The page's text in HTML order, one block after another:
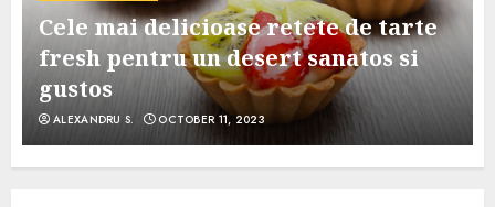
Cele mai delicioase retete de tarte
fresh pentru un desert sanatos si
gustos
ALEXANDRU S. OCTOBER 11, 2023